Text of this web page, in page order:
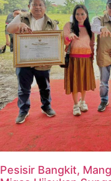
Pesisir Bangkit,